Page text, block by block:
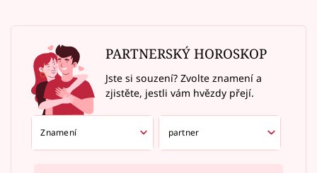
PARTNERSKÝ HOROSKOP
Jste si souzení? Zvolte znamení a
zjistěte, jestli vám hvězdy přejí.